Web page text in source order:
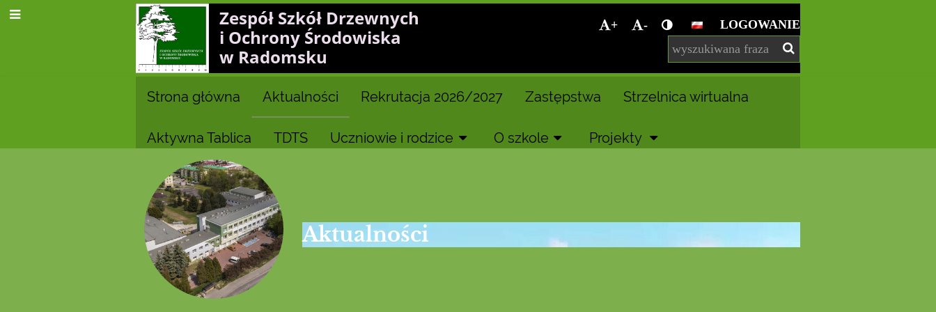
Zespół Szkół Drzewnych
i Ochrony Środowiska
w Radomsku
+ - LOGOWANIE
Strona główna Aktualności Rekrutacja 2026/2027 Zastępstwa Strzelnica wirtualna
Aktywna Tablica TDTS Uczniowie i rodzice O szkole Projekty
Aktualności